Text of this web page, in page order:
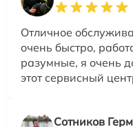
Отличное
очень быстро,
разумные, я очень
этот сервисный
Сотников